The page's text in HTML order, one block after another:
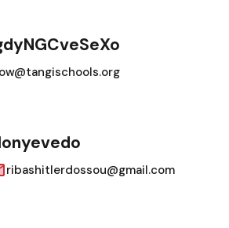
ribashitlerdossou@gmail.com